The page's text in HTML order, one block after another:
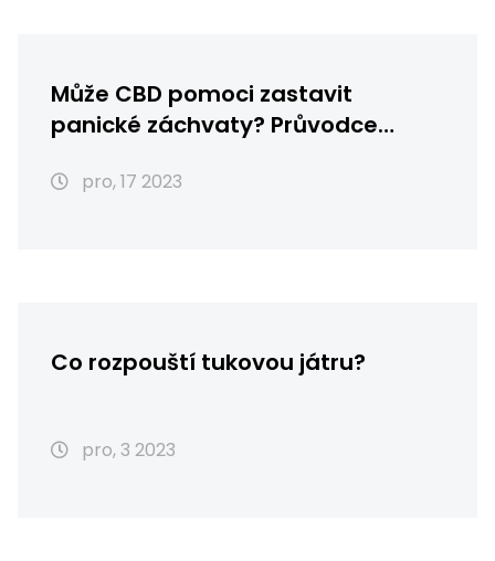
Může CBD pomoci zastavit
panické záchvaty? Průvodce
pro, 17 2023
Co rozpouští tukovou játru?
pro, 3 2023